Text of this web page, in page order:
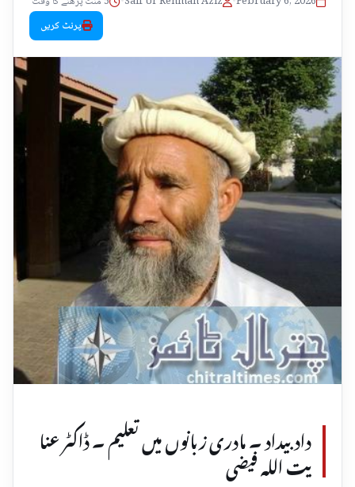
پرنٹ کریں
داد بیداد ۔ مادری زبانوں میں تعلیم ۔ ڈاکٹر عنا
یت اللہ فیضی